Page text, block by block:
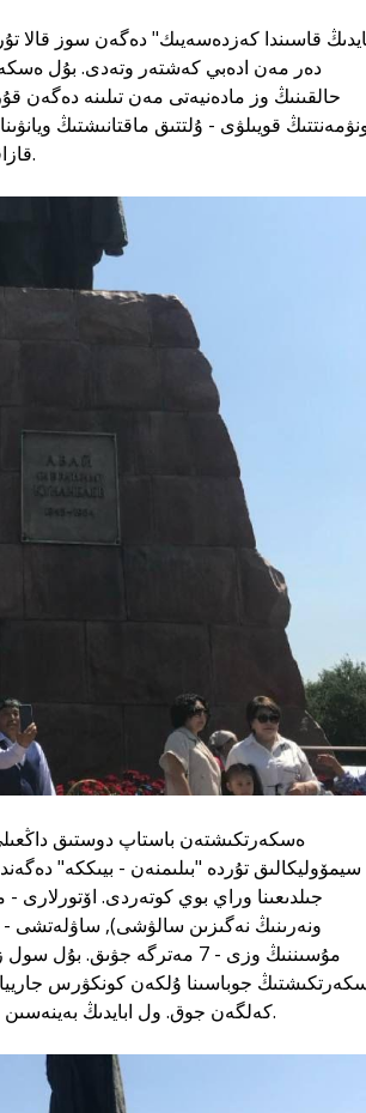
حالقىنىڭ وز مادەنيەتى مەن تىلىنە دەگەن
قويىلۋى - ۇلتتىق ماقتانىشتىڭ
قازاقستاننىڭ فيلوسوفيياسىمەن تانىسۋدىڭ العاشقى قادامى.
جىلدىعىنا وراي بوي كوتەردى.
مۇسىننىڭ وزى - 7 مەترگە
جوباسىنا ۇلكەن كونكۋرس
كەلگەن جوق. ول ابايدىڭ بەينەسىن سومداۋ ۇشىن مۇحتار اۋەزوۆتەن كەڭەس الىپ تۇرعان.